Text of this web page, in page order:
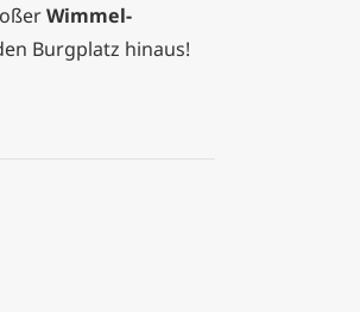
Wimmel-
Burgplatz hinaus!